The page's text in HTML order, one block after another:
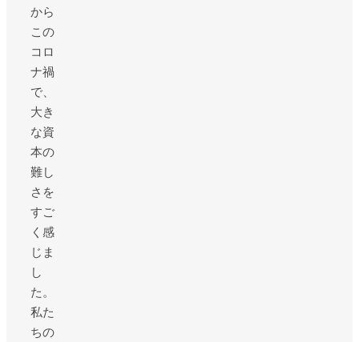
から
この
コロ
ナ禍
で、
大き
な資
本の
難し
さを
すご
く感
じま
し
た。
私た
ちの